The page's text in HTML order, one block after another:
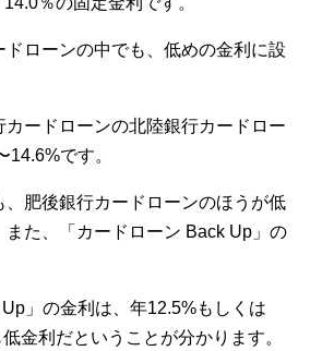
ドローンの中でも、低めの金利に設
ードローンの北陸銀行カードロー
14.6%です。
、肥後銀行カードローンのほうが低
また、「カードローン Back Up」の
Up」の金利は、年12.5%もしくは
金利だということが分かります。